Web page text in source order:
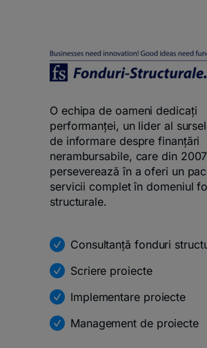
O echipa de oameni dedicați
performanței, un lider al
de informare despre finanțări
nerambursabile, care din 2007
perseverează în a oferi un
servicii complet în domeniul
structurale.
Consultanță fonduri
Scriere proiecte
Implementare proiecte
Management de proiecte